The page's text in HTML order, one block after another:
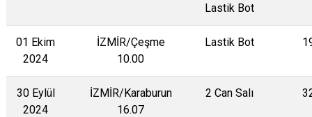
Lastik Bot
01 Ekim
2024
İZMİR/Çeşme
10.00
Lastik Bot
30 Eylül
2024
İZMİR/Karaburun
16.07
2 Can Salı